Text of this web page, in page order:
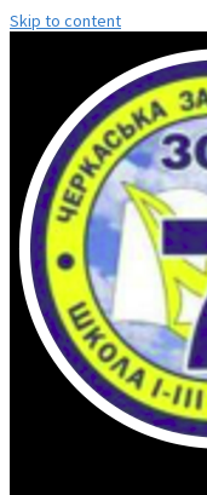
Skip to content